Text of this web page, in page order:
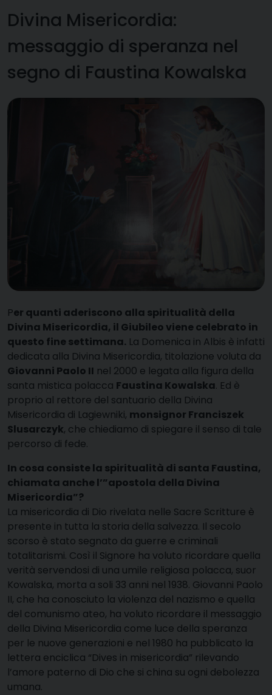
Divina Misericordia:
messaggio di speranza nel
segno di Faustina Kowalska
Per quanti aderiscono alla spiritualità della
Divina Misericordia, il Giubileo viene celebrato in
questo fine settimana. La Domenica in Albis è infatti
dedicata alla Divina Misericordia, titolazione voluta da
Giovanni Paolo II nel 2000 e legata alla figura della
santa mistica polacca Faustina Kowalska. Ed è
proprio al rettore del santuario della Divina
Misericordia di Lagiewniki, monsignor Franciszek
Slusarczyk, che chiediamo di spiegare il senso di tale
percorso di fede.
In cosa consiste la spiritualità di santa Faustina,
chiamata anche l’”apostola della Divina
Misericordia”?
La misericordia di Dio rivelata nelle Sacre Scritture è
presente in tutta la storia della salvezza. Il secolo
scorso è stato segnato da guerre e criminali
totalitarismi. Così il Signore ha voluto ricordare quella
verità servendosi di una umile religiosa polacca, suor
Kowalska, morta a soli 33 anni nel 1938. Giovanni Paolo
II, che ha conosciuto la violenza del nazismo e quella
del comunismo ateo, ha voluto ricordare il messaggio
della Divina Misericordia come luce della speranza
per le nuove generazioni e nel 1980 ha pubblicato la
lettera enciclica “Dives in misericordia” rilevando
l’amore paterno di Dio che si china su ogni debolezza
umana.